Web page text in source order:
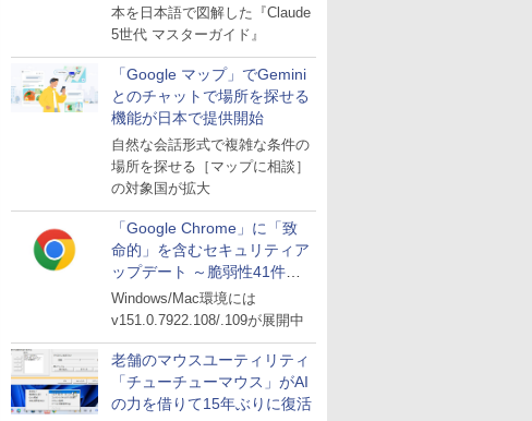
本を日本語で図解した『Claude
5世代 マスターガイド』
「Google マップ」でGemini
とのチャットで場所を探せる
機能が日本で提供開始
自然な会話形式で複雑な条件の
場所を探せる［マップに相談］
の対象国が拡大
「Google Chrome」に「致
命的」を含むセキュリティア
ップデート ～脆弱性41件に
対処
Windows/Mac環境には
v151.0.7922.108/.109が展開中
老舗のマウスユーティリティ
「チューチューマウス」がAI
の力を借りて15年ぶりに復活